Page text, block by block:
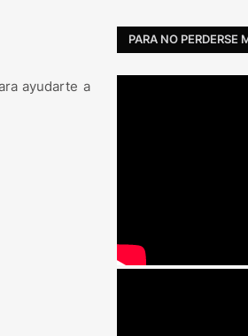
ayudarte a
PARA NO PERDERSE